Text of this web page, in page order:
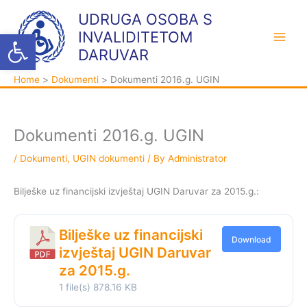
Open toolbar
content
UDRUGA OSOBA S
INVALIDITETOM
DARUVAR
Home Dokumenti Dokumenti 2016.g. UGIN
Dokumenti 2016.g. UGIN
/ Dokumenti, UGIN dokumenti / By Administrator
Bilješke uz financijski izvještaj UGIN Daruvar za 2015.g.:
Bilješke uz financijski
izvještaj UGIN Daruvar
za 2015.g.
1 file(s) 878.16 KB
Download
t
e
g
h
i
v